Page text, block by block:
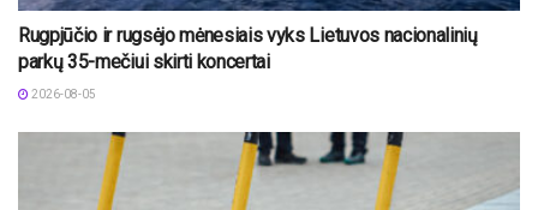
Rugpjūčio ir rugsėjo mėnesiais vyks Lietuvos nacionalinių
parkų 35-mečiui skirti koncertai
2026-08-05